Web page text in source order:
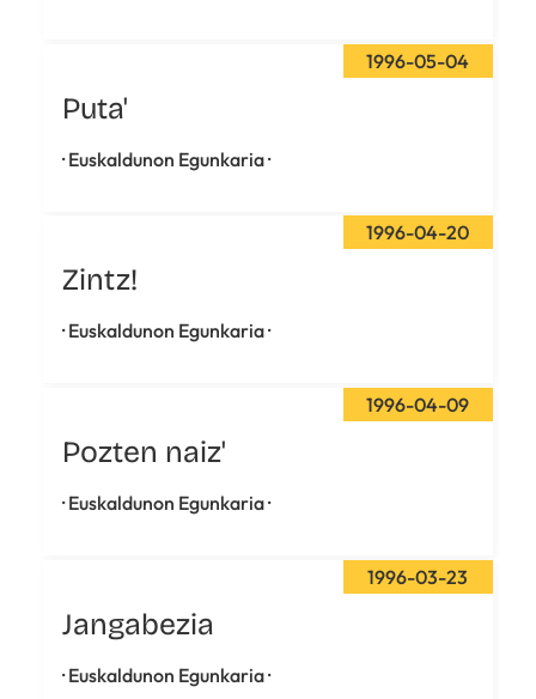
1996-05-04
Puta'
· Euskaldunon Egunkaria ·
1996-04-20
Zintz!
· Euskaldunon Egunkaria ·
1996-04-09
Pozten naiz'
· Euskaldunon Egunkaria ·
1996-03-23
Jangabezia
· Euskaldunon Egunkaria ·